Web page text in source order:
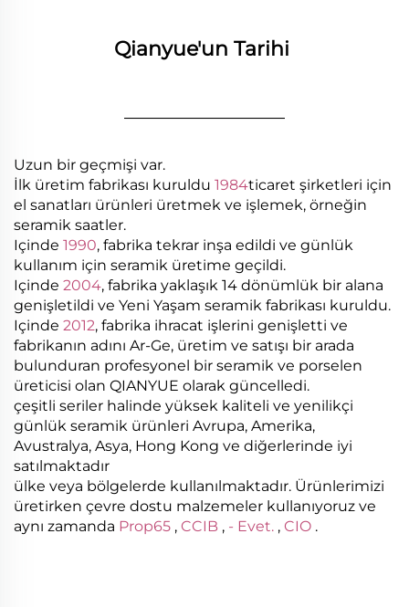
Qianyue'un Tarihi
Uzun bir geçmişi var.
İlk üretim fabrikası kuruldu 1984ticaret şirketleri için
el sanatları ürünleri üretmek ve işlemek, örneğin
seramik saatler.
Içinde 1990, fabrika tekrar inşa edildi ve günlük
kullanım için seramik üretime geçildi.
Içinde 2004, fabrika yaklaşık 14 dönümlük bir alana
genişletildi ve Yeni Yaşam seramik fabrikası kuruldu.
Içinde 2012, fabrika ihracat işlerini genişletti ve
fabrikanın adını Ar-Ge, üretim ve satışı bir arada
bulunduran profesyonel bir seramik ve porselen
üreticisi olan QIANYUE olarak güncelledi.
çeşitli seriler halinde yüksek kaliteli ve yenilikçi
günlük seramik ürünleri Avrupa, Amerika,
Avustralya, Asya, Hong Kong ve diğerlerinde iyi
satılmaktadır
ülke veya bölgelerde kullanılmaktadır. Ürünlerimizi
üretirken çevre dostu malzemeler kullanıyoruz ve
aynı zamanda Prop65 , CCIB , - Evet. , CIO .